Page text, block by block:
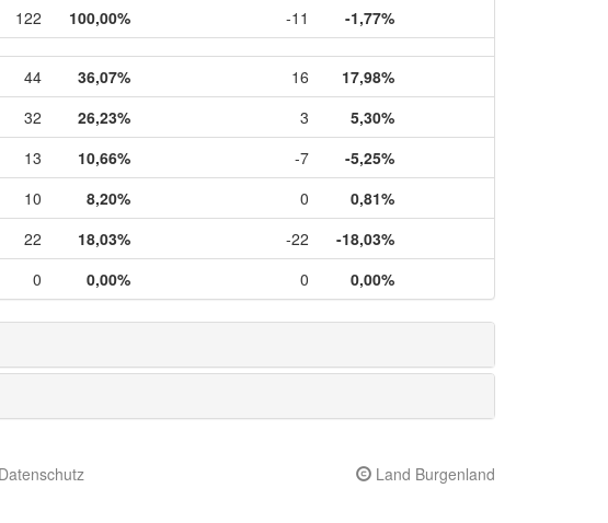
122 100,00% -11 -1,77%
44 36,07% 16
17,98%
32 26,23% 3
5,30%
13 10,66% -7
-5,25%
10 8,20% 0
0,81%
22 18,03% -22
-18,03%
0 0,00% 0 0,00%
Land Burgenland